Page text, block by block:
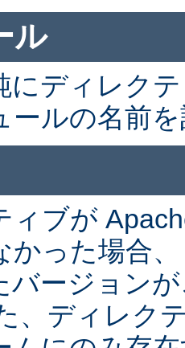
ル
にディレク
ールの名前
ィブが
かった場合
バージョン
、ディレク